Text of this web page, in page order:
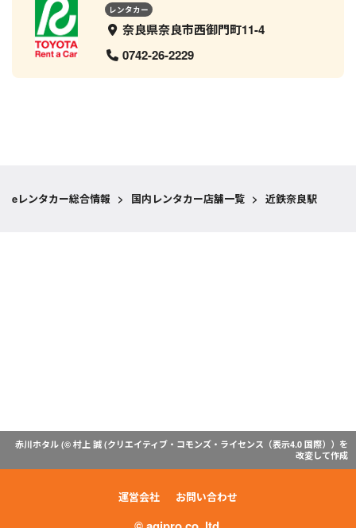
レンタカー
奈良県奈良市西御門町11-4
0742-26-2229
eレンタカー総合情報 > 国内レンタカー店舗一覧 > 近鉄奈良駅
赤川ホタル (© 村上 誠 (クリエイティブ・コモンズ・ライセンス（表示4.0 国際） ）を
改変して作成
運営会社 お問い合わせ